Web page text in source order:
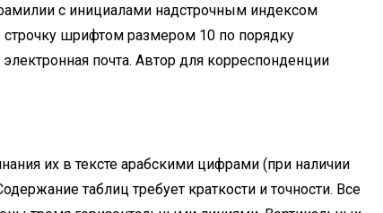
с инициалами надстрочным индексом
строчку шрифтом размером 10 по порядку
электронная почта. Автор для корреспонденции
их в тексте арабскими цифрами (при наличии
таблиц требует краткости и точности. Все